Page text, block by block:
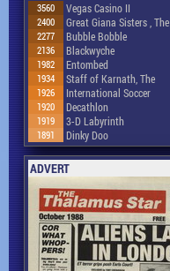
3560 Vegas Casino II
2400 Great Giana Sisters , The
2277 Bubble Bobble
2136 Blackwyche
1982 Entombed
1934 Staff of Karnath, The
1926 International Soccer
1920 Decathlon
1919 3-D Labyrinth
1891 Dinky Doo
ADVERT